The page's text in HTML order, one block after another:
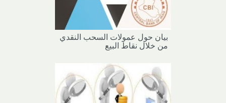
بيان حول عمولات السحب النقدي
من خلال نقاط البيع